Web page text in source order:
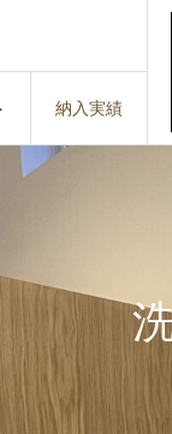
納入実績